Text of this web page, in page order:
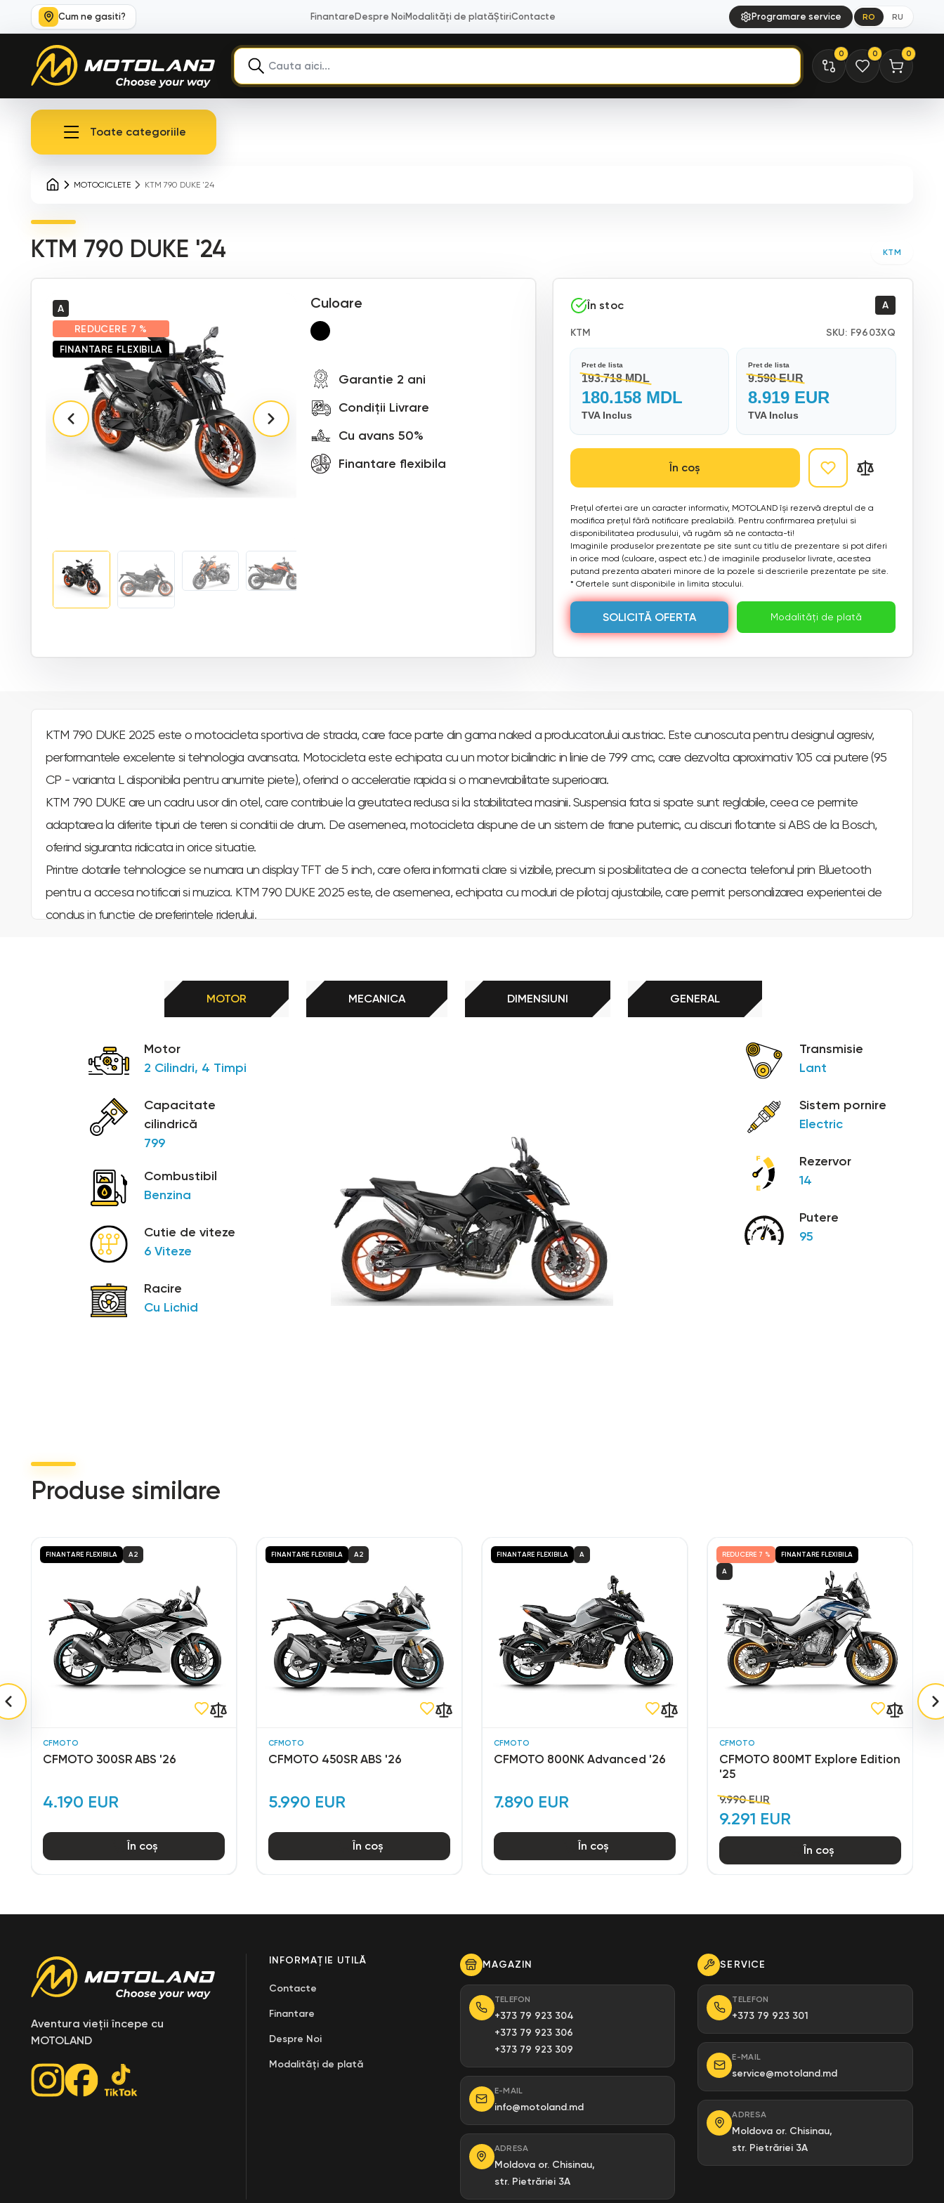
Cum ne gasiti? Finantare Despre Noi Modalități de platăȘtiriContacte Programare service RO RU
0 0 0
Toate categoriile
MOTOCICLETE KTM 790 DUKE '24
KTM 790 DUKE '24 KTM
A
REDUCERE 7 %
FINANTARE FLEXIBILA
Culoare
Garantie 2 ani
Condiții Livrare
Cu avans 50%
Finantare flexibila
În stoc A
KTM SKU: F9603XQ
Pret de lista
193.718 MDL
180.158 MDL
TVA Inclus
Pret de lista
9.590 EUR
8.919 EUR
TVA Inclus
În coș
Prețul ofertei are un caracter informativ, MOTOLAND își rezervă dreptul de a
modifica prețul fără notificare prealabilă. Pentru confirmarea prețului si
disponibilitatea produsului, vă rugăm să ne contacta-ti!
Imaginile produselor prezentate pe site sunt cu titlu de prezentare si pot diferi
in orice mod (culoare, aspect etc.) de imaginile produselor livrate, acestea
putand prezenta abateri minore de la pozele si descrierile prezentate pe site.
* Ofertele sunt disponibile in limita stocului.
SOLICITĂ OFERTA Modalități de plată
KTM 790 DUKE 2025 este o motocicleta sportiva de strada, care face parte din gama naked a producatorului austriac. Este cunoscuta pentru designul agresiv,
performantele excelente si tehnologia avansata. Motocicleta este echipata cu un motor bicilindric in linie de 799 cmc, care dezvolta aproximativ 105 cai putere (95
CP - varianta L disponibila pentru anumite piete), oferind o acceleratie rapida si o manevrabilitate superioara.
KTM 790 DUKE are un cadru usor din otel, care contribuie la greutatea redusa si la stabilitatea masinii. Suspensia fata si spate sunt reglabile, ceea ce permite
adaptarea la diferite tipuri de teren si conditii de drum. De asemenea, motocicleta dispune de un sistem de frane puternic, cu discuri flotante si ABS de la Bosch,
oferind siguranta ridicata in orice situatie.
Printre dotarile tehnologice se numara un display TFT de 5 inch, care ofera informatii clare si vizibile, precum si posibilitatea de a conecta telefonul prin Bluetooth
pentru a accesa notificari si muzica. KTM 790 DUKE 2025 este, de asemenea, echipata cu moduri de pilotaj ajustabile, care permit personalizarea experientei de
condus in functie de preferintele riderului.
pornire electrica
cutie 6 viteze
emisii CO2 108 g/km
rezervor 14 L
frana spate 1 disc 240mm, etrier flotant cu 1 piston
suspensie fata WP APEX 43, cursa 140 mm
garda la sol 186 mm
design cadru crom-molibden-otel; cadrul utilizeaza motorul ca element stresat
suspensie spate monoamortizor WP APEX, cursa 150 mm
jante aluminiu
dimensiuni anvelope fata/spate: 120/70; 180/55
MOTOR MECANICA DIMENSIUNI GENERAL
Motor
2 Cilindri, 4 Timpi
Capacitate
cilindrică
799
Combustibil
Benzina
Cutie de viteze
6 Viteze
Racire
Cu Lichid
Transmisie
Lant
Sistem pornire
Electric
Rezervor
14
Putere
95
Produse similare
CFMOTO
CFMOTO 300SR ABS '26
4.190 EUR
FINANTARE FLEXIBILA A2
În coș
CFMOTO
CFMOTO 450SR ABS '26
5.990 EUR
FINANTARE FLEXIBILA A2
În coș
CFMOTO
CFMOTO 800NK Advanced '26
7.890 EUR
FINANTARE FLEXIBILA A
În coș
CFMOTO
CFMOTO 800MT Explore Edition
'25
9.990 EUR
9.291 EUR
REDUCERE 7 %
FINANTARE FLEXIBILA
A
În coș
Aventura vieții începe cu
MOTOLAND
INFORMAȚIE UTILĂ
Contacte
Finantare
Despre Noi
Modalități de plată
MAGAZIN
TELEFON
+373 79 923 304
+373 79 923 306
+373 79 923 309
E-MAIL
info@motoland.md
ADRESA
Moldova or. Chisinau,
str. Pietrăriei 3A
SERVICE
TELEFON
+373 79 923 301
E-MAIL
service@motoland.md
ADRESA
Moldova or. Chisinau,
str. Pietrăriei 3A